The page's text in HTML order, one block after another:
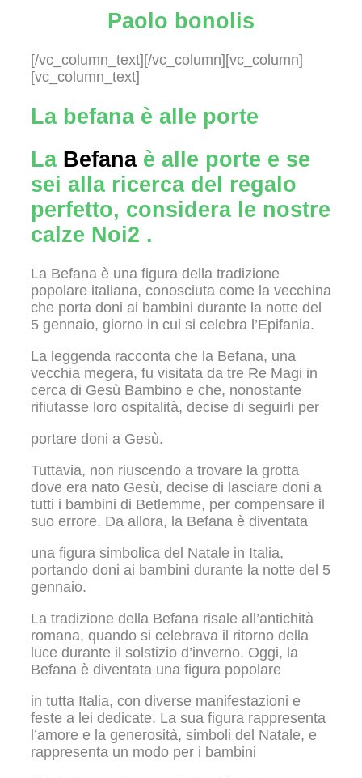
Paolo bonolis
[/vc_column_text][/vc_column][vc_column]
[vc_column_text]
La befana è alle porte
La Befanaè alle porte e se
sei alla ricerca del regalo
perfetto, considera le nostre
calze Noi2 .
La Befana è una figura della tradizione
popolare italiana, conosciuta come la vecchina
che porta doni ai bambini durante la notte del
5 gennaio, giorno in cui si celebra l’Epifania.
La leggenda racconta che la Befana, una
vecchia megera, fu visitata da tre Re Magi in
cerca di Gesù Bambino e che, nonostante
rifiutasse loro ospitalità, decise di seguirli per
portare doni a Gesù.
Tuttavia, non riuscendo a trovare la grotta
dove era nato Gesù, decise di lasciare doni a
tutti i bambini di Betlemme, per compensare il
suo errore. Da allora, la Befana è diventata
una figura simbolica del Natale in Italia,
portando doni ai bambini durante la notte del 5
gennaio.
La tradizione della Befana risale all’antichità
romana, quando si celebrava il ritorno della
luce durante il solstizio d’inverno. Oggi, la
Befana è diventata una figura popolare
in tutta Italia, con diverse manifestazioni e
feste a lei dedicate. La sua figura rappresenta
l’amore e la generosità, simboli del Natale, e
rappresenta un modo per i bambini